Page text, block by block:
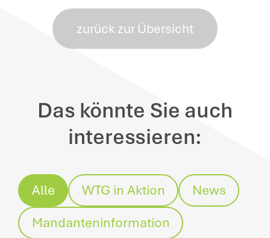
zurück zur Übersicht
Das könnte Sie auch
interessieren:
Alle WTG in Aktion
News
Mandanteninformation